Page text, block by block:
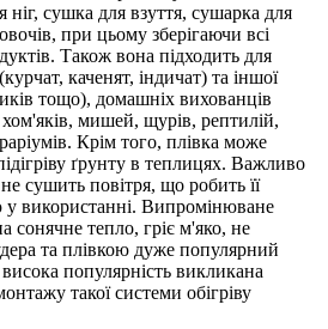
ніг, сушка для взуття, сушарка для
при цьому зберігаючи всі
Також вона підходить для
каченят, індичат) та іншої
тощо), домашніх вихованців
мишей, щурів, рептилій,
Крім того, плівка може
ґрунту в теплицях. Важливо
сушить повітря, що робить її
використанні. Випромінюване
сонячне тепло, гріє м'яко, не
та плівкою дуже популярний
популярність викликана
такої системи обігріву